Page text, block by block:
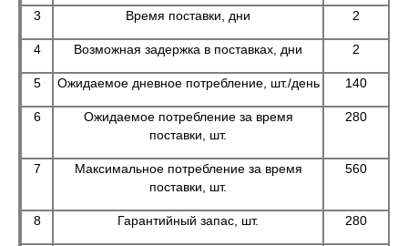
3 Время поставки, дни 2
4 Возможная задержка в поставках, дни 2
5 Ожидаемое дневное потребление, шт./день 140
6
Ожидаемое потребление за время
поставки, шт.
280
7
Максимальное потребление за время
поставки, шт.
560
8 Гарантийный запас, шт. 280